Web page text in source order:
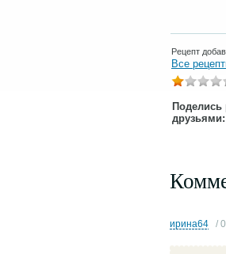
Рецепт
Все
Поделись
друзьями:
ирина64 /